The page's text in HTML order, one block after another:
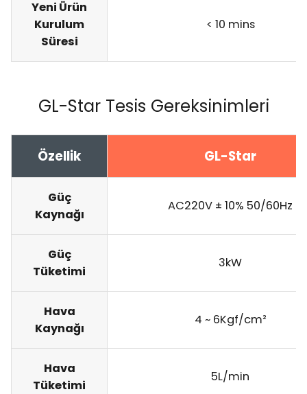
Yeni Ürün
Kurulum
Süresi
< 10 mins
GL-Star Tesis Gereksinimleri
Özellik GL-Star
Güç
Kaynağı
AC220V ± 10% 50/60Hz
Güç
Tüketimi
3kW
Hava
Kaynağı
4 ~ 6Kgf/cm²
Hava
Tüketimi
5L/min